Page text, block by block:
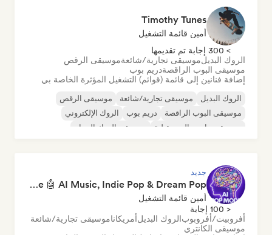
Timothy Tunes
أمين قائمة التشغيل
> 300 إجابة تم تقديمها
الروك البديلموسيقى تجارية/شائعةموسيقى الرقص
موسيقى البوب الراقصةدريم بوب
إضافة فنانين إلى قائمة (قوائم) التشغيل المؤثرة الخاصة بي
الروك البديل موسيقى تجارية/شائعة
موسيقى الرقص
موسيقى البوب الراقصة
دريم بوب
الروك الإلكتروني
موسيقى هاوس المستقبلية
موسيقى الروك الجراج
جديد
Pop Machine Mode 🤖 AI Music, Indie Pop & Dream Pop
أمين قائمة التشغيل
< 100 إجابة
أفروبيت/أفروبوبالروك البديلأمريكاناموسيقى تجارية/شائعة
موسيقى الكانتري